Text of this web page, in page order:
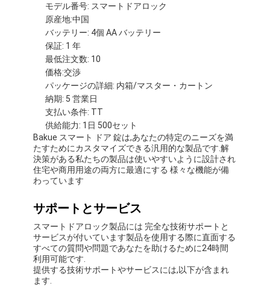
モデル番号: スマートドアロック
原産地:中国
バッテリー: 4個 AA バッテリー
保証: 1 年
最低注文数: 10
価格:交渉
パッケージの詳細: 内箱/マスター・カートン
納期: 5 営業日
支払い条件: TT
供給能力: 1日 500セット
Bakue スマート ドア 錠は,あなたの特定のニーズを満
たすためにカスタマイズできる汎用的な製品です.解
決策がある私たちの製品は使いやすいように設計され
住宅や商用用途の両方に最適にする 様々な機能が備
わっています
サポートとサービス
スマートドアロック製品には 完全な技術サポートと
サービスが付いています製品を使用する際に直面する
すべての質問や問題であなたを助けるために24時間
利用可能です.
提供する技術サポートやサービスには,以下が含まれ
ます.